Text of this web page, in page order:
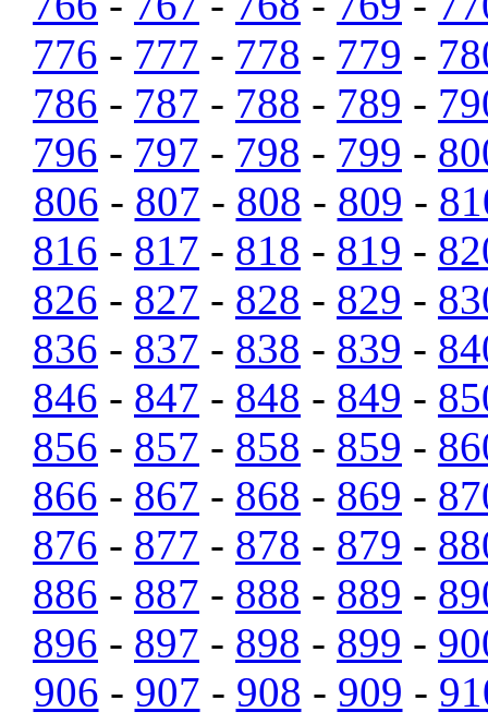
776 - 777 - 778 - 779 -
786 - 787 - 788 - 789 -
796 - 797 - 798 - 799 -
806 - 807 - 808 - 809 -
816 - 817 - 818 - 819 -
826 - 827 - 828 - 829 -
836 - 837 - 838 - 839 -
846 - 847 - 848 - 849 -
856 - 857 - 858 - 859 -
866 - 867 - 868 - 869 -
876 - 877 - 878 - 879 -
886 - 887 - 888 - 889 -
896 - 897 - 898 - 899 -
906 - 907 - 908 - 909 -